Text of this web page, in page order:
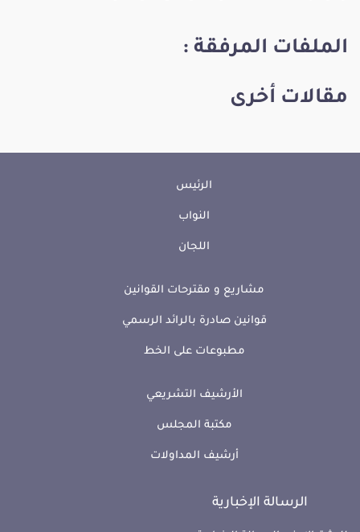
الملفات المرفقة :
مقالات أخرى
الرئيس
النواب
اللجان
مشاريع و مقترحات القوانين
قوانين صادرة بالرائد الرسمي
مطبوعات على الخط
الأرشيف التشريعي
مكتبة المجلس
أرشيف المداولات
الرسالة الإخبارية